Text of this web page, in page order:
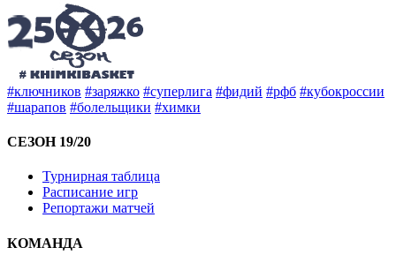
#ключников #заряжко #суперлига #фидий #рфб #кубокроссии
#шарапов #болельщики #химки
СЕЗОН 19/20
Турнирная таблица
Расписание игр
Репортажи матчей
КОМАНДА